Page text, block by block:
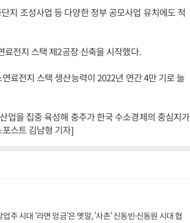
지 조성사업 등 다양한 정부 공모사업 유치에도 적
전지 스택 제2공장 신축을 시작했다.
료전지 스택 생산능력이 2022년 연간 4만 기로 늘
업을 집중 육성해 충주가 한국 수소경제의 중심지가
스트 김남형 기자]
업주 시대 '라면 앙금'은 옛말, '사촌' 신동빈·신동원 시대 협